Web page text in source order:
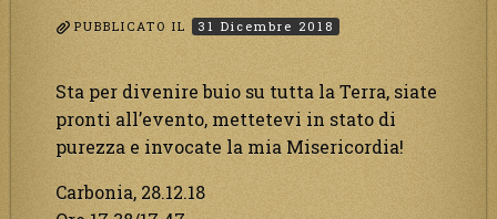
PUBBLICATO IL 31 Dicembre 2018
Sta per divenire buio su tutta la Terra, siate
pronti all’evento, mettetevi in stato di
purezza e invocate la mia Misericordia!
Carbonia, 28.12.18